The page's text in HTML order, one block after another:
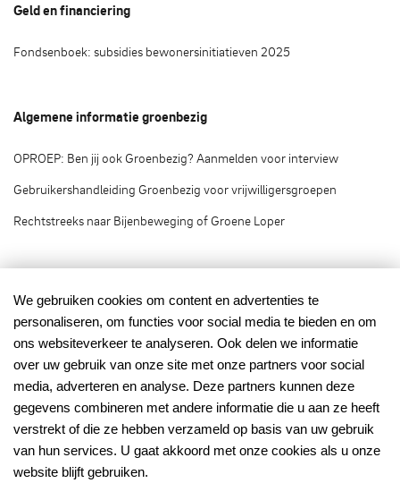
Geld en financiering
Fondsenboek: subsidies bewonersinitiatieven 2025
Algemene informatie groenbezig
OPROEP: Ben jij ook Groenbezig? Aanmelden voor interview
Gebruikershandleiding Groenbezig voor vrijwilligersgroepen
Rechtstreeks naar Bijenbeweging of Groene Loper
Groenbezig.nl © 2020
Groenbezig.nl is het vrijwilligersplatform van:
Mede mogelijk gemaakt
met financiering van:
We gebruiken cookies om content en advertenties te
personaliseren, om functies voor social media te bieden en om
ons websiteverkeer te analyseren. Ook delen we informatie
over uw gebruik van onze site met onze partners voor social
media, adverteren en analyse. Deze partners kunnen deze
gegevens combineren met andere informatie die u aan ze heeft
verstrekt of die ze hebben verzameld op basis van uw gebruik
van hun services. U gaat akkoord met onze cookies als u onze
website blijft gebruiken.